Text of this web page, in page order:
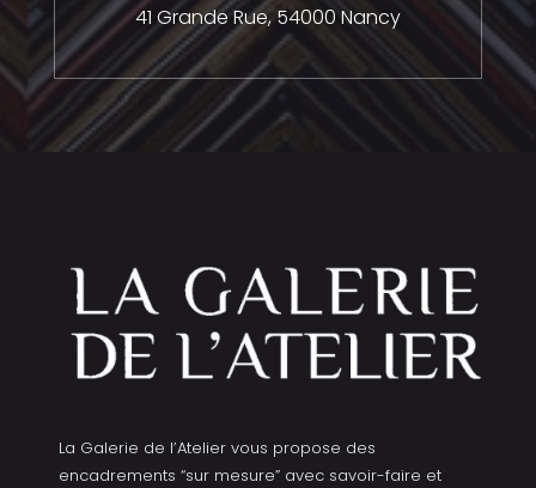
41 Grande Rue,54000 Nancy
La Galerie de l’Atelier vous propose des
encadrements “sur mesure” avec savoir-faire et